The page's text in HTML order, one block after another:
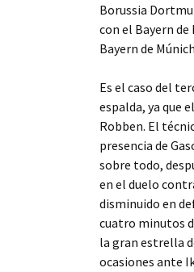
Borussia
con el Bayern
Bayern de
Es el caso del
espalda, ya que
Robben. El
presencia de
sobre todo,
en el duelo
disminuido en
cuatro minutos
la gran estrella
ocasiones ante